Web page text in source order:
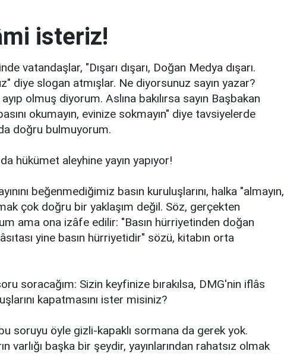
isteriz!
vatandaşlar, "Dışarı dışarı, Doğan Medya dışarı.
diye slogan atmışlar. Ne diyorsunuz sayın yazar?
olmuş diyorum. Aslına bakılırsa sayın Başbakan
okumayın, evinize sokmayın" diye tavsiyelerde
doğru bulmuyorum.
hükümet aleyhine yayın yapıyor!
beğenmediğimiz basın kuruluşlarını, halka "almayın,
çok doğru bir yaklaşım değil. Söz, gerçekten
ama ona izâfe edilir: "Basın hürriyetinden doğan
yine basın hürriyetidir" sözü, kitabın orta
soracağım: Sizin keyfinize bırakılsa, DMG'nin iflâs
kapatmasını ister misiniz?
soruyu öyle gizli-kapaklı sormana da gerek yok.
varlığı başka bir şeydir, yayınlarından rahatsız olmak